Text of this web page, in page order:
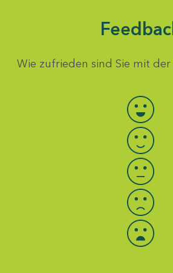
Wie zufrieden sind Sie mit der